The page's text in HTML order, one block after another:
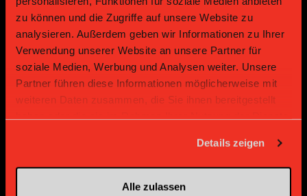
zu können und die Zugriffe auf unsere Website zu
analysieren. Außerdem geben wir Informationen zu Ihrer
Verwendung unserer Website an unsere Partner für
soziale Medien, Werbung und Analysen weiter. Unsere
Partner führen diese Informationen möglicherweise mit
weiteren Daten zusammen, die Sie ihnen bereitgestellt
Details zeigen
Alle zulassen
Gold Partner Gold Partner